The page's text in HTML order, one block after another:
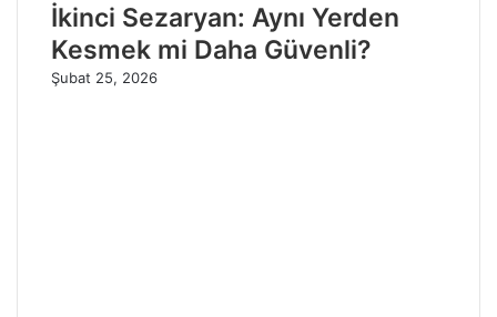
İkinci Sezaryan: Aynı Yerden
Kesmek mi Daha Güvenli?
Şubat 25, 2026